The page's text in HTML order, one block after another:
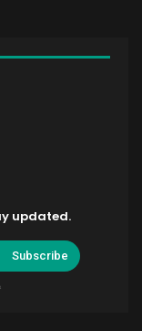
updated.
Subscribe